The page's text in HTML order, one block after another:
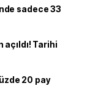
sadece 33
Tarihi
20 pay